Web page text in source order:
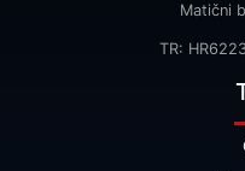
Matični
TR: